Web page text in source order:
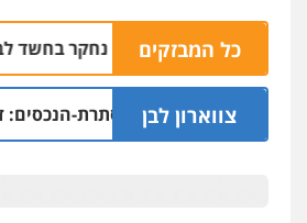
כל המבזקים
בעיריית ראשון לציון נחקר בחשד
צווארון לבן
החשודים בפרשת הסתרת-הנכסים: דודי